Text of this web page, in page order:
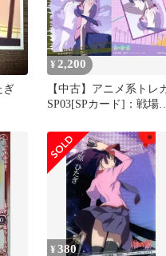
ぎ
¥ 2,200
【中古】アニメ系トレ
SP03[SPカード]：戦場ヶ
¥380